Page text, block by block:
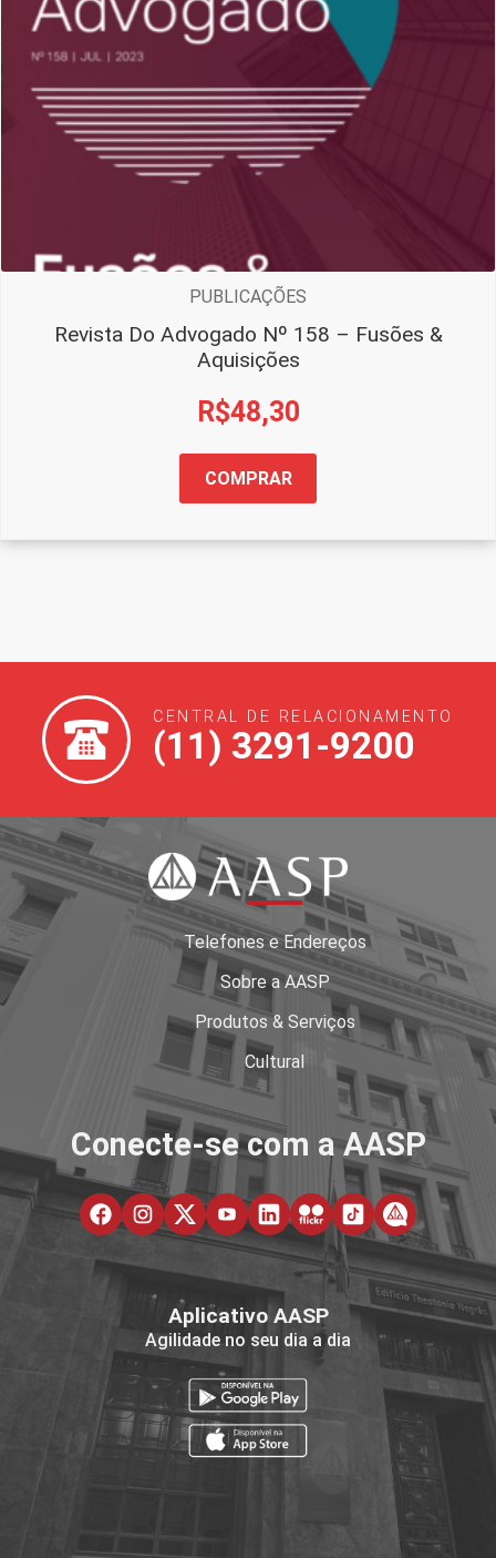
PUBLICAÇÕES
Revista Do Advogado Nº 158 – Fusões &
Aquisições
R$48,30
COMPRAR
CENTRAL DE RELACIONAMENTO
(11) 3291-9200
Telefones e Endereços
Sobre a AASP
Produtos & Serviços
Cultural
Conecte-se com a AASP
Aplicativo AASP
Agilidade no seu dia a dia